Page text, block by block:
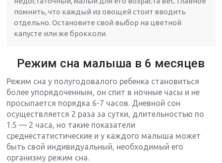
помнить, что каждый из овощей стоит вводить
отдельно. Остановите свой выбор на цветной
капусте или же брокколи.
Режим сна малыша в 6 месяцев
Режим сна у полугодовалого ребенка становиться
более упорядоченным, он спит в ночные часы и не
просыпается порядка 6-7 часов. Дневной сон
осуществляется 2 раза за сутки, длительностью по
1.5 — 2 часа, но такие показатели
среднестатистические и у каждого малыша может
быть свой индивидуальный, необходимый его
организму режим сна.